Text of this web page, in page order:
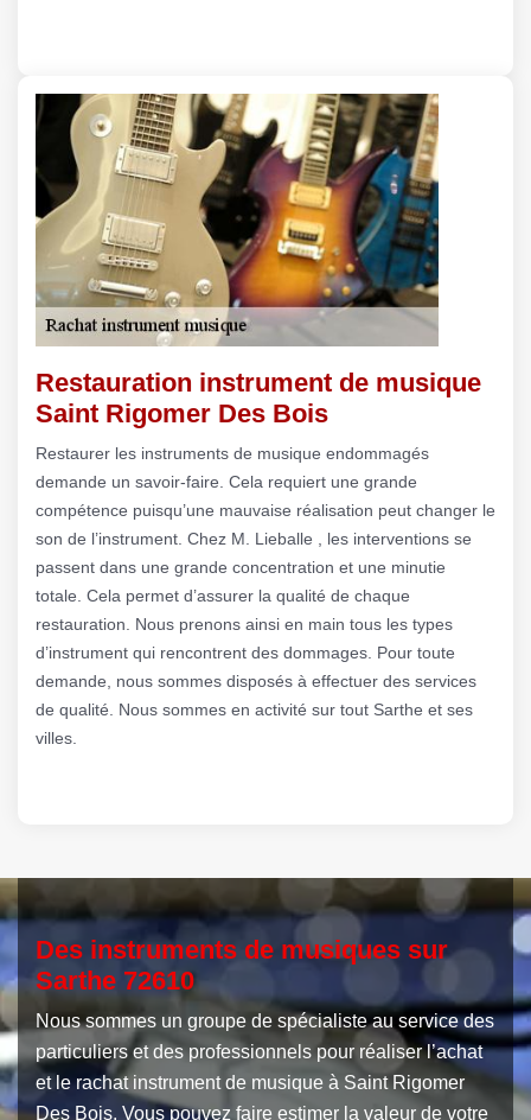
Restauration instrument de musique
Saint Rigomer Des Bois
Restaurer les instruments de musique endommagés
demande un savoir-faire. Cela requiert une grande
compétence puisqu’une mauvaise réalisation peut changer le
son de l’instrument. Chez M. Lieballe , les interventions se
passent dans une grande concentration et une minutie
totale. Cela permet d’assurer la qualité de chaque
restauration. Nous prenons ainsi en main tous les types
d’instrument qui rencontrent des dommages. Pour toute
demande, nous sommes disposés à effectuer des services
de qualité. Nous sommes en activité sur tout Sarthe et ses
villes.
Des instruments de musiques sur
Sarthe 72610
Nous sommes un groupe de spécialiste au service des
particuliers et des professionnels pour réaliser l’achat
et le rachat instrument de musique à Saint Rigomer
Des Bois. Vous pouvez faire estimer la valeur de votre